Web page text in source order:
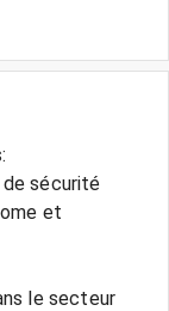
de sécurité
et
le secteur